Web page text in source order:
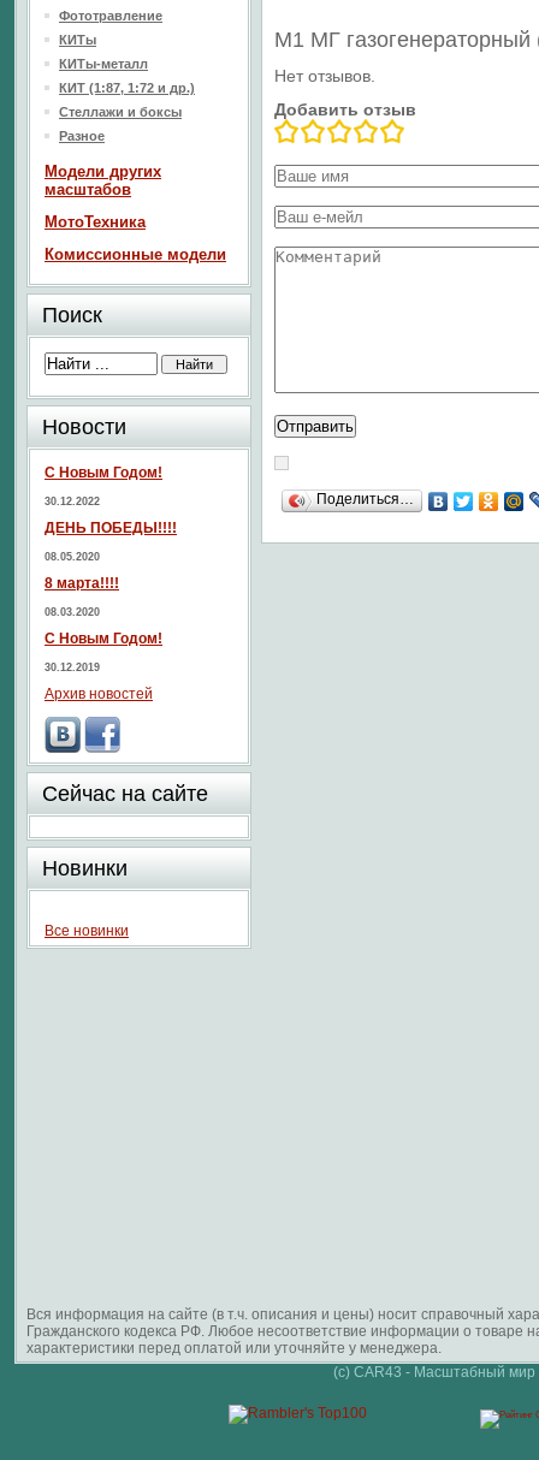
М1 МГ
Нет отзывов.
Добавить отзыв
Поделиться…
Фототравление
КИТы
КИТы-металл
КИТ (1:87, 1:72 и др.)
Стеллажи и боксы
Разное
Модели других
масштабов
МотоТехника
Комиссионные модели
Поиск
Новости
С Новым Годом!
30.12.2022
ДЕНЬ ПОБЕДЫ!!!!
08.05.2020
8 марта!!!!
08.03.2020
С Новым Годом!
30.12.2019
Архив новостей
Сейчас на сайте
Новинки
Все новинки
Вся информация на сайте (в т.ч. описания и цены) носит справочный
Гражданского кодекса РФ. Любое несоответствие информации о
характеристики перед оплатой или уточняйте у менеджера.
(c) CAR43 - Масштабный мир